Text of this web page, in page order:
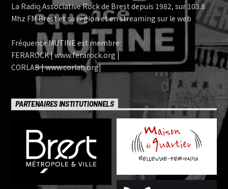
La Radio Associative Rock de Brest depuis 1982, sur 103.8
Mhz FM Brest et sa région et en streaming sur le web
Fréquence MUTINE est membre:
FERAROCK | www.ferarock.org |
CORLAB | www.corlab.org|
PARTENAIRES INSTITUTIONNELS